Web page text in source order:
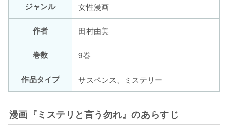
ジャンル 女性漫画
作者 田村由美
巻数 9巻
作品タイプ サスペンス、ミステリー
漫画『ミステリと言う勿れ』のあらすじ